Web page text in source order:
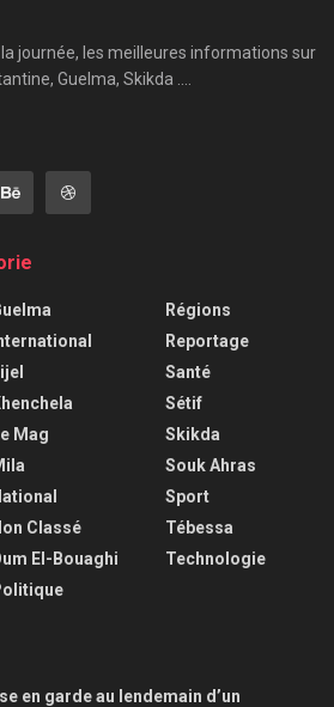
journée, les meilleures informations sur
Guelma, Skikda ....
Mag
Classé
El-Bouaghi
Régions
Reportage
Santé
Sétif
Skikda
Souk Ahras
Sport
Tébessa
Technologie
en garde au lendemain d’un